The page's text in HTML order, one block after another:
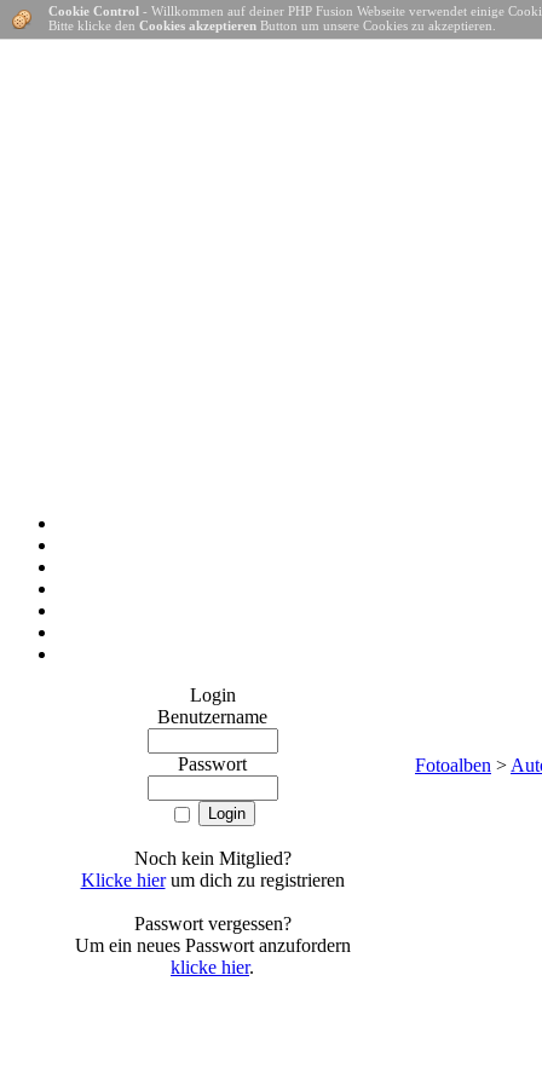
Login
Benutzername
Passwort
Noch kein Mitglied?
Klicke hierum dich zu registrieren
Passwort vergessen?
Um ein neues Passwort anzufordern
klicke hier.
Fotoalben >
Cookie Control - Willkommen auf deiner PHP Fusion Webseite verwendet einige
Bitte klicke den Cookies akzeptieren Button um unsere Cookies zu akzeptieren.